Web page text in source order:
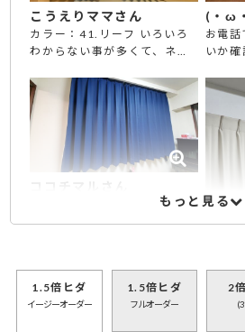
こうえりママさん
カラー：41.リーフ いろいろ
わからない事が多くて、ネッ
が、電話で何度も相談に乗っ
ていただき、無事に注文する
事ができました。生地感や、
色味も写真だけでは不安でし
たが、サンプルを送ってもら
えたので、実際に、触れてみ
たです。 遮光の感じも、サイ
ズもバッチリでした。さすが
ようと思ってます。
(・ω
お電
いか
を買う
地も
ても質
す。
サイズもぴったり！色合いも
ぴったり！一年中出来る厚み
くり
もっと見る
1.5倍ヒダ
イージーオーダー
1.5倍ヒダ
フルオーダー
2